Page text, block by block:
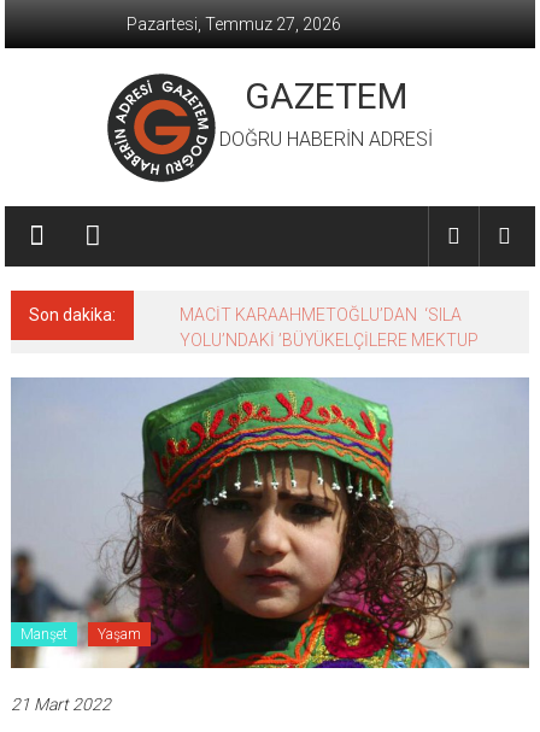
Pazartesi, Temmuz 27, 2026
GAZETEM
DOĞRU HABERİN ADRESİ
Son dakika:
MACİT KARAAHMETOĞLU’DAN ‘SILA
YOLU’NDAKİ ’BÜYÜKELÇİLERE MEKTUP
Manşet Yaşam
21 Mart 2022